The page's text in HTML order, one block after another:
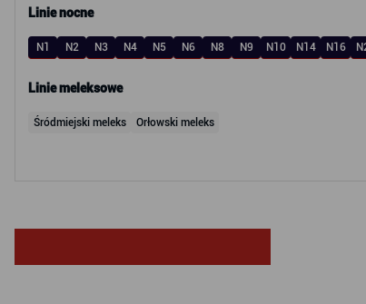
Linie nocne
N1 N2 N3 N4 N5 N6 N8 N9 N10 N14 N16
Linie meleksowe
Śródmiejski meleks Orłowski meleks